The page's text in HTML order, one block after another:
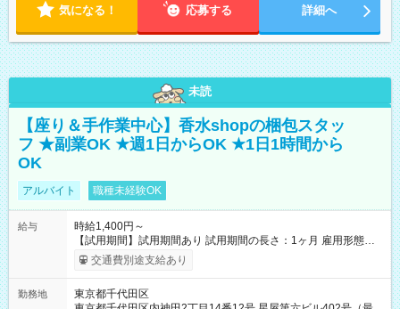
気になる！ 応募する 詳細へ
未読
【座り＆手作業中心】香水shopの梱包スタッ
フ ★副業OK ★週1日からOK ★1日1時間から
OK
アルバイト 職種未経験OK
給与
時給1,400円～
【試用期間】試用期間あり 試用期間の長さ：1ヶ月 雇用形態、
給与は本採用時と同じです。
交通費別途支給あり
勤務地
東京都千代田区